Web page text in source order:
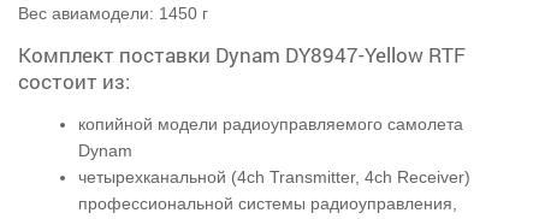
Вес авиамодели: 1450 г
Комплект поставки Dynam DY8947-Yellow RTF
состоит из:
копийной модели радиоуправляемого самолета
Dynam
четырехканальной (4ch Transmitter, 4ch Receiver)
профессиональной системы радиоуправления,